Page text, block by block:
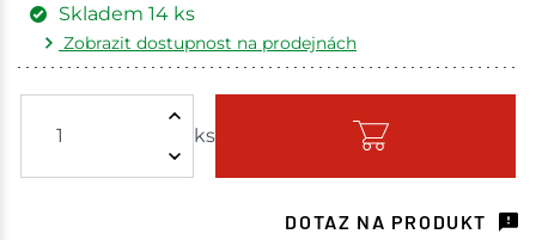
ks
Skladem 14 ks
Zobrazit dostupnost na prodejnách
Skladem - ihned k odeslání
Havlíčkův Brod 1 ks
DOTAZ NA PRODUKT